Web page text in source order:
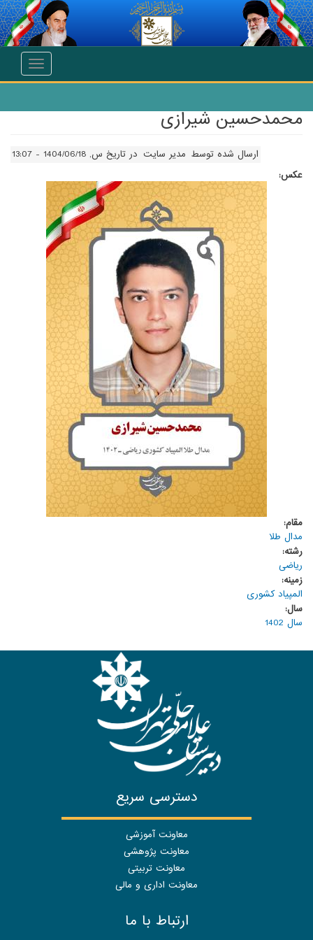
انتقال به محتوای اصلی
Toggle
محمدحسین شیرازی
ارسال شده توسط مدیر سایت در تاریخ س, 1404/06/18 - 13:07
عکس:
مقام:
مدال طلا
رشته:
ریاضی
زمینه:
المپیاد کشوری
سال:
سال 1402
دسترسی سریع
معاونت آموزشی
معاونت پژوهشی
معاونت تربیتی
معاونت اداری و مالی
ارتباط با ما